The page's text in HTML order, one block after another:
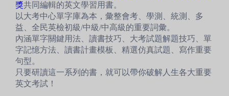
獎共同編輯的英文學習用書。
以大考中心單字庫為本，彙整會考、學測、統測、多
益、全民英檢初級/中級/中高級的重要詞彙。
內涵單字關鍵用法、讀書技巧、大考試題解題技巧、單
字記憶方法、讀書計畫模板、精選仿真試題、寫作重要
句型。
只要研讀這一系列的書，就可以帶你破解人生各大重要
英文考試！